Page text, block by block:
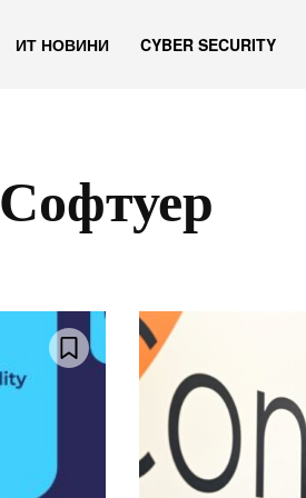
ИТ НОВИНИ CYBER SECURITY
Софтуер